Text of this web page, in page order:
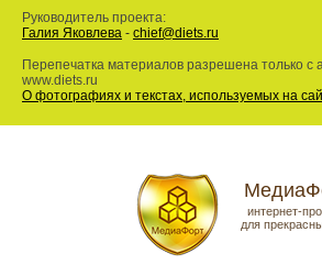
Руководитель проекта:
Галия Яковлева - chief@diets.ru
Перепечатка материалов разрешена только с
www.diets.ru
О фотографиях и текстах, используемых на
интернет-
для